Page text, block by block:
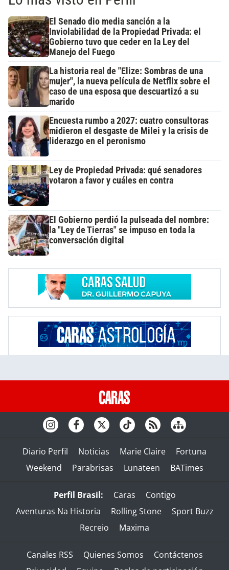
El Senado dio media sanción a la
Inviolabilidad de la Propiedad Privada: el
Gobierno tuvo que ceder en la Ley del
Manejo del Fuego
La historia real de "Elize: Sombras de una
mujer", la nueva película de Netflix sobre el
caso de una esposa que descuartizó a su
marido
Encuesta rumbo a 2027: cuatro consultoras
midieron el desgaste de Milei y la crisis de
liderazgo en el peronismo
Ley de Propiedad Privada: qué senadores
votaron a favor y cuáles en contra
El Gobierno perdió la pulseada del nombre:
la "Ley de Tierras" se impuso en toda la
conversación digital
Diario Perfil Noticias Marie Claire
Fortuna
Weekend
Parabrisas Lunateen BATimes
Perfil Brasil: Caras
Contigo
Aventuras Na Historia
Rolling Stone
Sport Buzz
Recreio
Maxima
Canales RSS Quienes Somos
Contáctenos